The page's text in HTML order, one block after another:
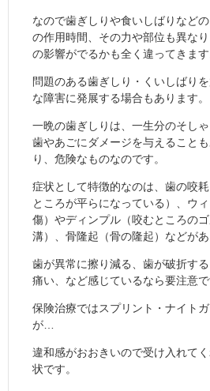
なので歯ぎしりや食いしばりなど
の作用時間、その力や部位も異な
の影響がでるかも全く違ってきます
問題のある歯ぎしり・くいしばり
な障害に発展する場合もあります。
一晩の歯ぎしりは、一生分のそしゃ
歯やあごにダメージを与えること
り、危険なものなのです。
症状として特徴的なのは、歯の咬
ところが平らになっている）、ウ
傷）やディンプル（咬むところの
溝）、骨隆起（骨の隆起）などがあ
歯が異常に擦り減る、歯が破折す
痛い、など感じているなら要注意で
保険治療ではスプリント・ナイト
が…
違和感がおおきいので受け入れて
状です。